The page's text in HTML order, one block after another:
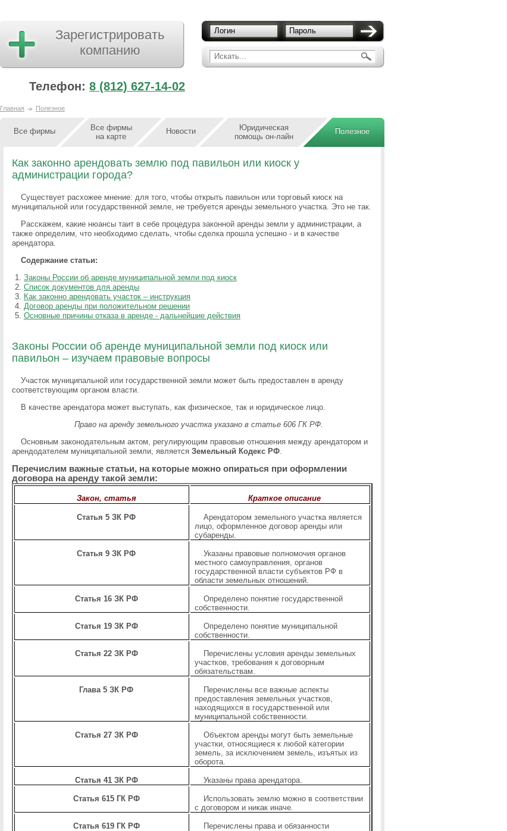
Искать...
Логин Пароль
Зарегистрировать
компанию
Телефон: 8 (812) 627-14-02
Главная Полезное
Все фирмы
Все фирмы
на карте
Новости
Юридическая
помощь он-лайн
Полезное
Как законно арендовать землю под павильон или киоск у
администрации города?
Существует расхожее мнение: для того, чтобы открыть павильон или торговый киоск на
муниципальной или государственной земле, не требуется аренды земельного участка. Это не так.
Расскажем, какие нюансы таит в себе процедура законной аренды земли у администрации, а
также определим, что необходимо сделать, чтобы сделка прошла успешно - и в качестве
арендатора.
Содержание статьи:
Законы России об аренде муниципальной земли под киоск
Список документов для аренды
Как законно арендовать участок – инструкция
Договор аренды при положительном решении
Основные причины отказа в аренде - дальнейшие действия
Законы России об аренде муниципальной земли под киоск или
павильон – изучаем правовые вопросы
Участок муниципальной или государственной земли может быть предоставлен в аренду
соответствующим органом власти.
В качестве арендатора может выступать, как физическое, так и юридическое лицо.
Право на аренду земельного участка указано в статье 606 ГК РФ.
Основным законодательным актом, регулирующим правовые отношения между арендатором и
арендодателем муниципальной земли, является Земельный Кодекс РФ.
Перечислим важные статьи, на которые можно опираться при оформлении
договора на аренду такой земли:
Закон, статья Краткое описание
Статья 5 ЗК РФ
Арендатором земельного участка является
лицо, оформленное договор аренды или
субаренды.
Статья 9 ЗК РФ
Указаны правовые полномочия органов
местного самоуправления, органов
государственной власти субъектов РФ в
области земельных отношений.
Статья 16 ЗК РФ
Определено понятие государственной
собственности.
Статья 19 ЗК РФ
Определено понятие муниципальной
собственности.
Статья 22 ЗК РФ
Перечислены условия аренды земельных
участков, требования к договорным
обязательствам.
Глава 5 ЗК РФ
Перечислены все важные аспекты
предоставления земельных участков,
находящихся в государственной или
муниципальной собственности.
Статья 27 ЗК РФ
Объектом аренды могут быть земельные
участки, относящиеся к любой категории
земель, за исключением земель, изъятых из
оборота.
Статья 41 ЗК РФ Указаны права арендатора.
Статья 615 ГК РФ
Использовать землю можно в соответствии
с договором и никак иначе.
Статья 619 ГК РФ
Перечислены права и обязанности